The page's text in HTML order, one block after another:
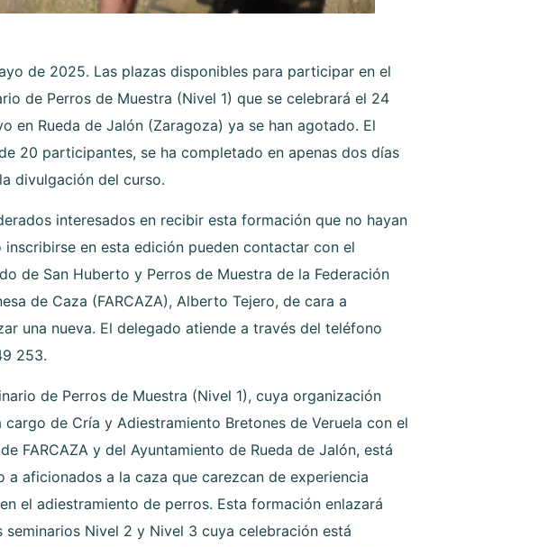
de 2025. Las plazas disponibles para participar en el
de Perros de Muestra (Nivel 1) que se celebrará el 24
en Rueda de Jalón (Zaragoza) ya se han agotado. El
20 participantes, se ha completado en apenas dos días
divulgación del curso.
interesados en recibir esta formación que no hayan
inscribirse en esta edición pueden contactar con el
de San Huberto y Perros de Muestra de la Federación
de Caza (FARCAZA), Alberto Tejero, de cara a
una nueva. El delegado atiende a través del teléfono
253.
de Perros de Muestra (Nivel 1), cuya organización
cargo de Cría y Adiestramiento Bretones de Veruela con el
FARCAZA y del Ayuntamiento de Rueda de Jalón, está
a aficionados a la caza que carezcan de experiencia
el adiestramiento de perros. Esta formación enlazará
seminarios Nivel 2 y Nivel 3 cuya celebración está